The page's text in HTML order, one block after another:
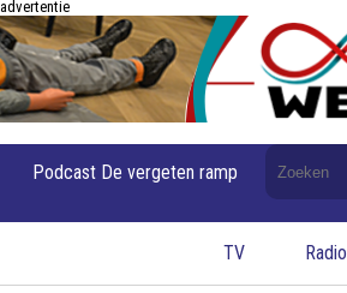
advertentie
Podcast De vergeten ramp
Doorzoek
de
website
TV Radio